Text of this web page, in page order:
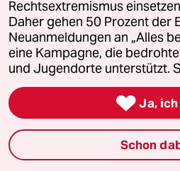
Reisen
Kantine
Anzeigen
Rechtsextremismus
Daher gehen 50 Prozent der
Neuanmeldungen an „Alles
eine Kampagne, die
und Jugendorte unterstützt.
 Ja,
Schon